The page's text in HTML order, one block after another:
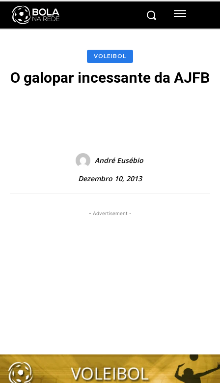
VOLEIBOL
O galopar incessante da AJFB
André Eusébio
Dezembro 10, 2013
- Advertisement -